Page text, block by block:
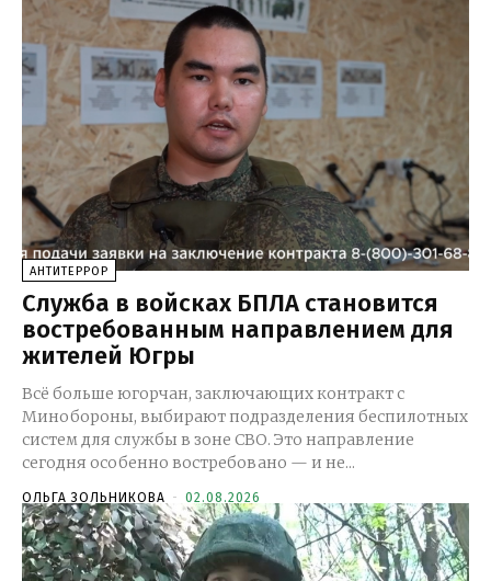
АНТИТЕРРОР
Служба в войсках БПЛА становится
востребованным направлением для
жителей Югры
Всё больше югорчан, заключающих контракт с
Минобороны, выбирают подразделения беспилотных
систем для службы в зоне СВО. Это направление
сегодня особенно востребовано — и не...
ОЛЬГА ЗОЛЬНИКОВА - 02.08.2026